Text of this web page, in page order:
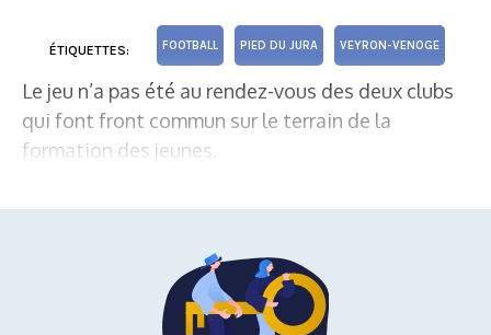
ÉTIQUETTES: FOOTBALL PIED DU JURA VEYRON-VENOGE
Le jeu n’a pas été au rendez-vous des deux clubs
qui font front commun sur le terrain de la
formation des jeunes.